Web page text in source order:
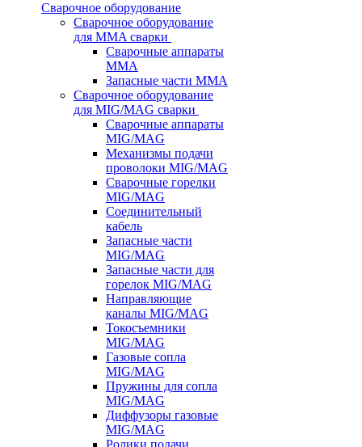
Сварочное оборудование
Сварочное оборудование
для MMA сварки
Сварочные аппараты
MMA
Запасные части MMA
Сварочное оборудование
для MIG/MAG сварки
Сварочные аппараты
MIG/MAG
Механизмы подачи
проволоки MIG/MAG
Сварочные горелки
MIG/MAG
Соединительный
кабель
Запасные части
MIG/MAG
Запасные части для
горелок MIG/MAG
Направляющие
каналы MIG/MAG
Токосъемники
MIG/MAG
Газовые сопла
MIG/MAG
Пружины для сопла
MIG/MAG
Диффузоры газовые
MIG/MAG
Ролики подачи